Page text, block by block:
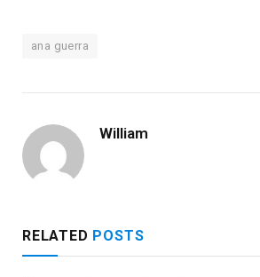
ana guerra
William
RELATED POSTS